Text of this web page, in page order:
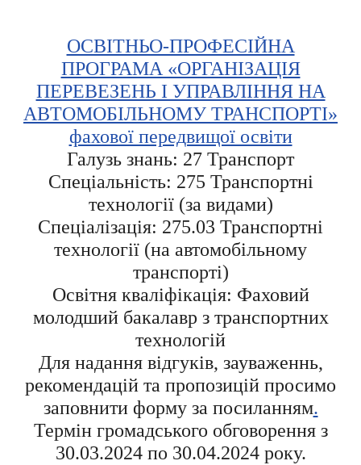
ОСВІТНЬО-ПРОФЕСІЙНА
ПРОГРАМА «ОРГАНІЗАЦІЯ
ПЕРЕВЕЗЕНЬ І УПРАВЛІННЯ НА
АВТОМОБІЛЬНОМУ ТРАНСПОРТІ»
фахової передвищої освіти
Галузь знань: 27 Транспорт
Спеціальність: 275 Транспортні
технології (за видами)
Спеціалізація: 275.03 Транспортні
технології (на автомобільному
транспорті)
Освітня кваліфікація: Фаховий
молодший бакалавр з транспортних
технологій
Для надання відгуків, зауваженнь,
рекомендацій та пропозицій просимо
заповнити форму за посиланням.
Термін громадського обговорення з
30.03.2024 по 30.04.2024 року.